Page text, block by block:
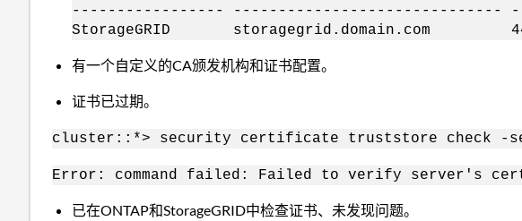
----------------- ------------------------------
StorageGRID storagegrid.domain.com
有一个自定义的CA颁发机构和证书配置。
证书已过期。
cluster::*> security certificate truststore check -
Error: command failed: Failed to verify server's
已在ONTAP和StorageGRID中检查证书、未发现问题。